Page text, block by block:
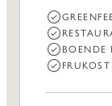
BOENDE